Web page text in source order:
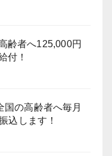
齢者へ125,000円
付！
国の高齢者へ毎月
込します！